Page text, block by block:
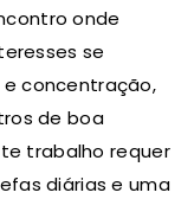
onde
se
e concentração,
de boa
trabalho requer
diárias e uma